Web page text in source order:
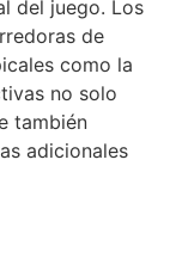
del juego. Los
de
como la
no solo
también
adicionales